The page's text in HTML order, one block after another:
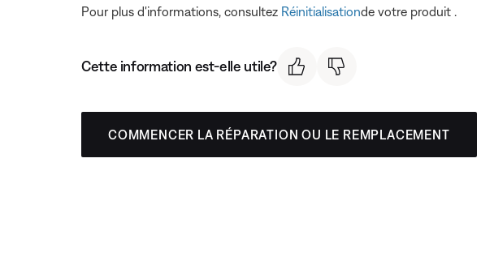
Pour plus d'informations, consultez Réinitialisationde votre produit .
Cette information est-elle utile?
COMMENCER LA RÉPARATION OU LE REMPLACEMENT